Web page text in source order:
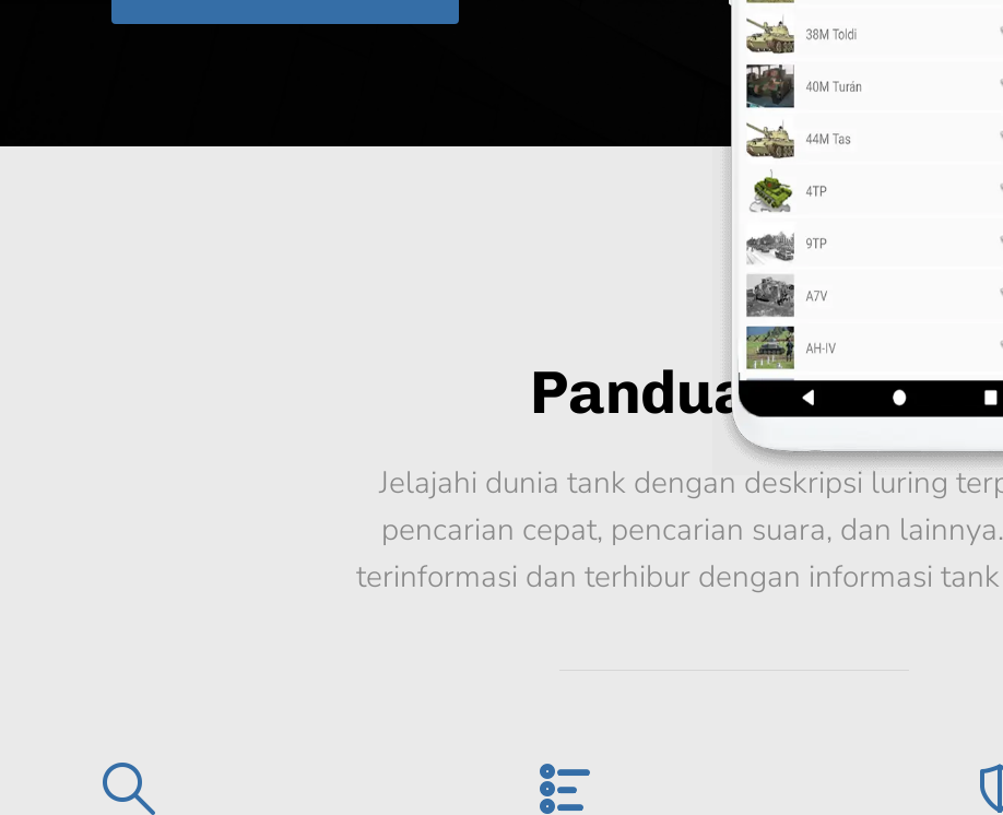
Panduan Tank
Jelajahi dunia tank dengan deskripsi luring
pencarian cepat, pencarian suara, dan
terinformasi dan terhibur dengan informasi